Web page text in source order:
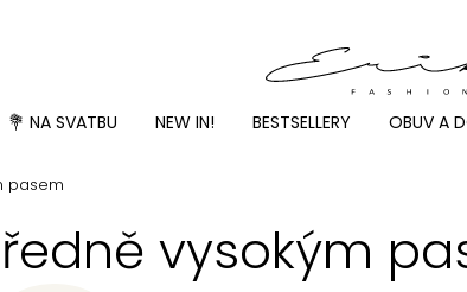
💐 NA SVATBU NEW IN! BESTSELLERY OBUV A
pasem
vysokým